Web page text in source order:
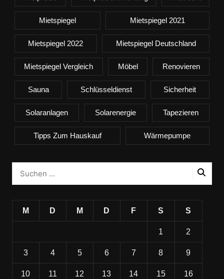
Mietspiegel Mietspiegel 2021
Mietspiegel 2022 Mietspiegel Deutschland
Mietspiegel Vergleich Möbel Renovieren
Sauna Schlüsseldienst Sicherheit
Solaranlagen Solarenergie Tapezieren
Tipps Zum Hauskauf Wärmepumpe
M D M D F S S
1 2
3 4 5 6 7 8 9
10 11 12 13 14 15 16